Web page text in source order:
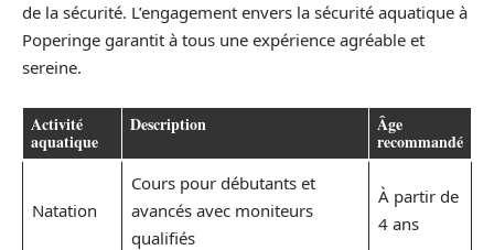
de la sécurité. L’engagement envers la sécurité aquatique à
Poperinge garantit à tous une expérience agréable et
sereine.
Activité
aquatique
Description Âge
recommandé
Natation
Cours pour débutants et
avancés avec moniteurs
qualifiés
À partir de
4 ans